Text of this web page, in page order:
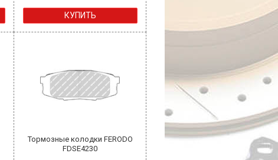
КУПИТЬ
Тормозные колодки FERODO
FDSE4230